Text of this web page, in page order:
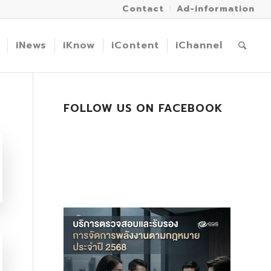
Contact Ad-information
iNews iKnow iContent iChannel
FOLLOW US ON FACEBOOK